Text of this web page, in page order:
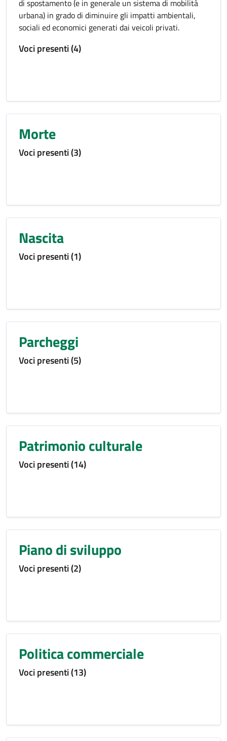
di spostamento (e in generale un sistema di mobilità
urbana) in grado di diminuire gli impatti ambientali,
sociali ed economici generati dai veicoli privati.
Voci presenti (4)
Morte
Voci presenti (3)
Nascita
Voci presenti (1)
Parcheggi
Voci presenti (5)
Patrimonio culturale
Voci presenti (14)
Piano di sviluppo
Voci presenti (2)
Politica commerciale
Voci presenti (13)